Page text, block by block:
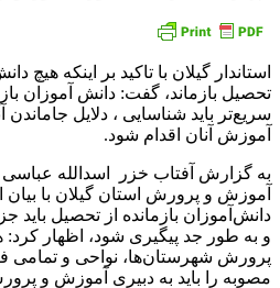
استاندار گیلان با تاکید بر اینکه هیچ
تحصیل بازماند، گفت: دانش آموزان
سریع‌تر باید شناسایی ، دلایل
آموزش آنان اقدام شود.
به گزارش آفتاب خزر اسدالله
آموزش و پرورش استان گیلان با
دانش‌آموزان بازمانده از تحصیل
و به طور جد پیگیری شود، اظهار
پرورش شهرستان‌ها، نواحی و تمامی
مصوبه را باید به دبیری آموزش و